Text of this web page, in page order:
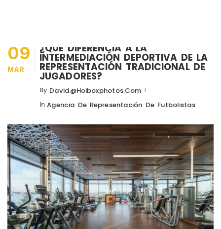
09
MAR
¿QUÉ DIFERENCIA A LA
INTERMEDIACIÓN DEPORTIVA DE LA
REPRESENTACIÓN TRADICIONAL DE
JUGADORES?
By David@holboxphotos.com
In Agencia De Representación De Futbolistas